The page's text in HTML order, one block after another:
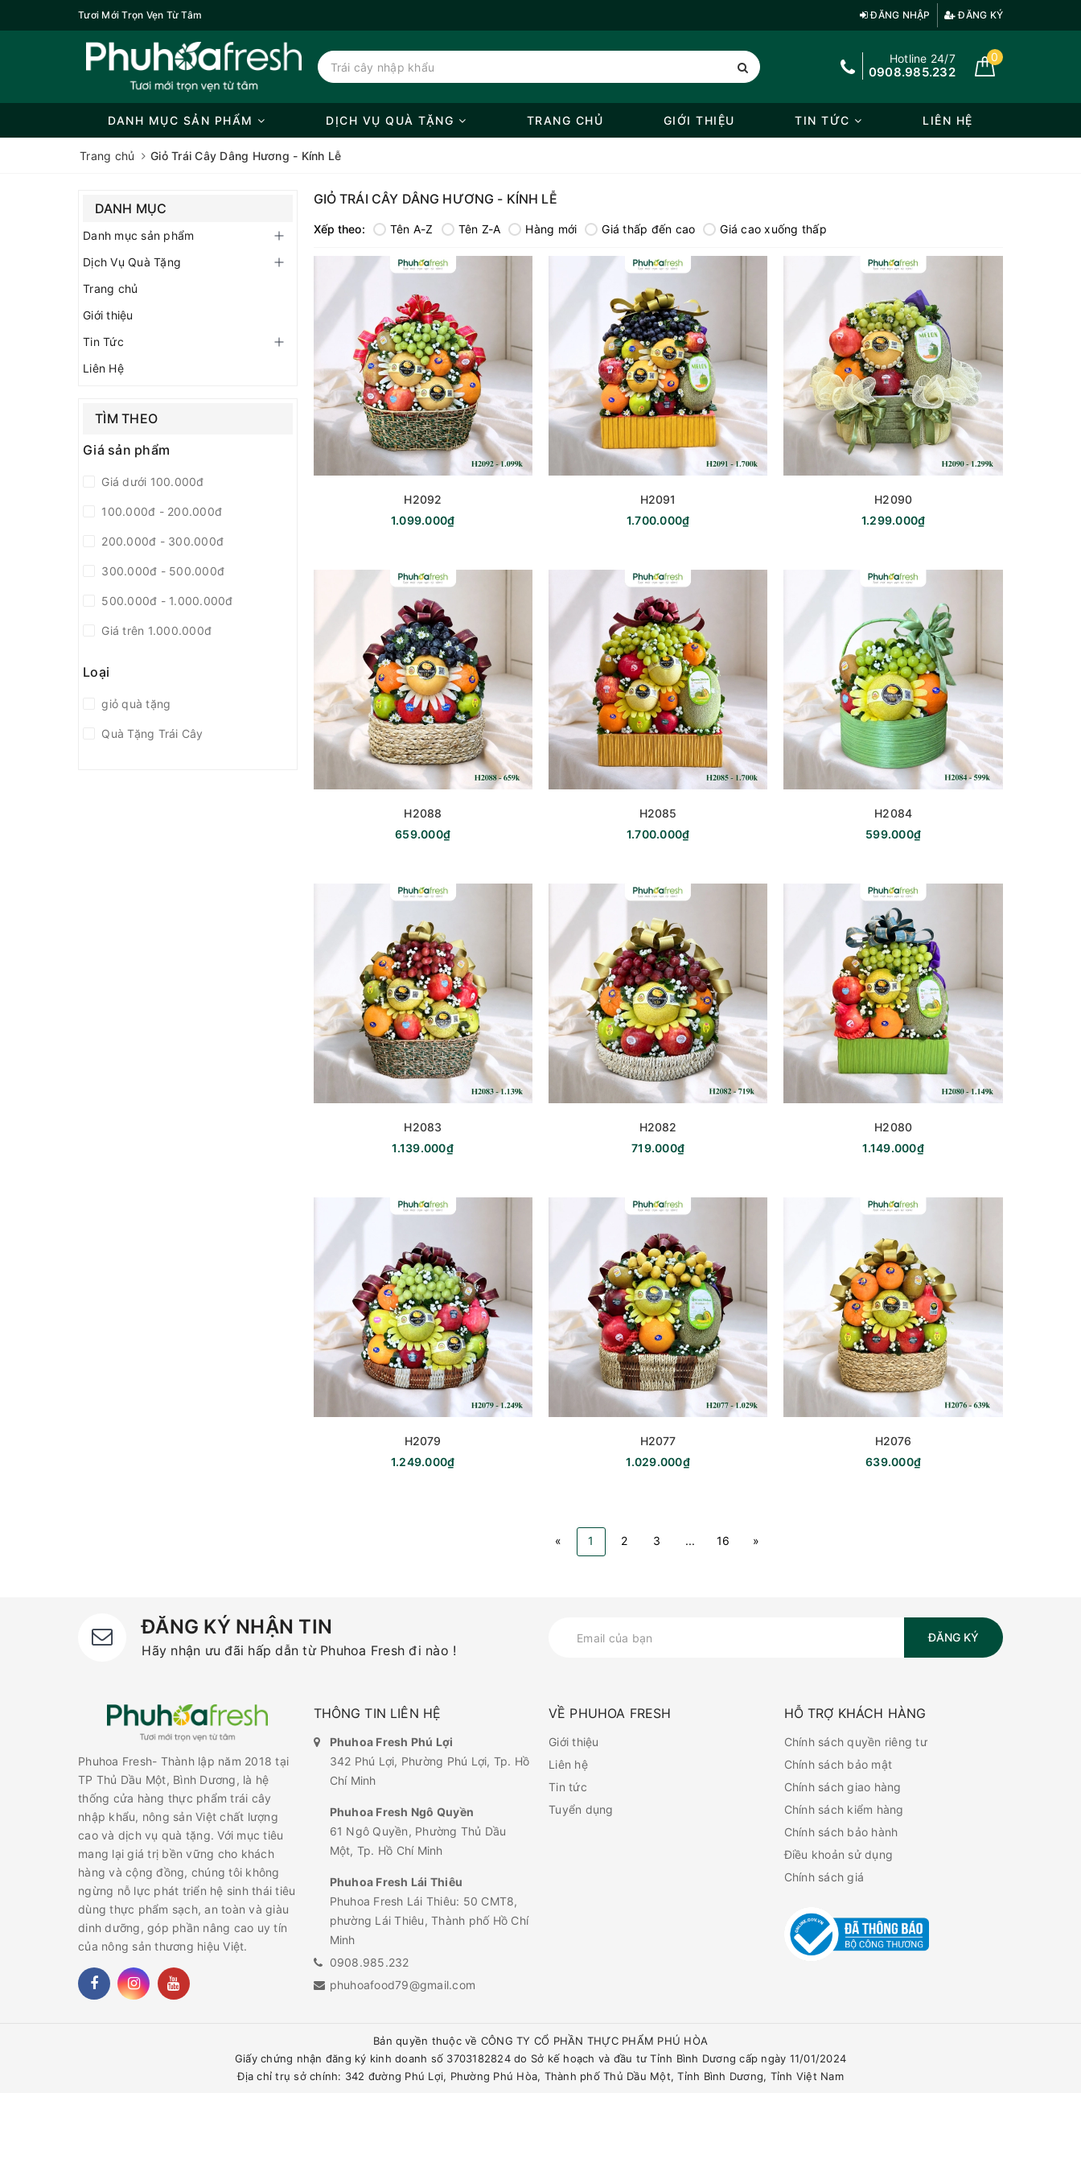
Tươi Mới Trọn Vẹn Từ Tâm ĐĂNG NHẬP ĐĂNG KÝ
Hotline 24/7
0908.985.232
0
DANH MỤC SẢN PHẨM DỊCH VỤ QUÀ TẶNG TRANG CHỦ GIỚI THIỆU TIN TỨC LIÊN HỆ
Trang chủ Giỏ Trái Cây Dâng Hương - Kính Lễ
GIỎ TRÁI CÂY DÂNG HƯƠNG - KÍNH LỄ
Xếp theo: Tên A-Z Tên Z-A Hàng mới Giá thấp đến cao Giá cao xuống thấp
H2092
1.099.000₫
H2091
1.700.000₫
H2090
1.299.000₫
H2088
659.000₫
H2085
1.700.000₫
H2084
599.000₫
H2083
1.139.000₫
H2082
719.000₫
H2080
1.149.000₫
H2079
1.249.000₫
H2077
1.029.000₫
H2076
639.000₫
« 1 2 3 ... 16 »
DANH MỤC
Danh mục sản phẩm
Dịch Vụ Quà Tặng
Trang chủ
Giới thiệu
Tin Tức
Liên Hệ
TÌM THEO
Giá sản phẩm
Giá dưới 100.000đ
100.000đ - 200.000đ
200.000đ - 300.000đ
300.000đ - 500.000đ
500.000đ - 1.000.000đ
Giá trên 1.000.000đ
Loại
giỏ quà tặng
Quà Tặng Trái Cây
ĐĂNG KÝ NHẬN TIN
Hãy nhận ưu đãi hấp dẫn từ Phuhoa Fresh đi nào !
ĐĂNG KÝ
Phuhoa Fresh- Thành lập năm 2018 tại
TP Thủ Dầu Một, Bình Dương, là hệ
thống cửa hàng thực phẩm trái cây
nhập khẩu, nông sản Việt chất lượng
cao và dịch vụ quà tặng. Với mục tiêu
mang lại giá trị bền vững cho khách
hàng và cộng đồng, chúng tôi không
ngừng nỗ lực phát triển hệ sinh thái tiêu
dùng thực phẩm sạch, an toàn và giàu
dinh dưỡng, góp phần nâng cao uy tín
của nông sản thương hiệu Việt.
THÔNG TIN LIÊN HỆ
Phuhoa Fresh Phú Lợi
342 Phú Lợi, Phường Phú Lợi, Tp. Hồ
Chí Minh
Phuhoa Fresh Ngô Quyền
61 Ngô Quyền, Phường Thủ Dầu
Một, Tp. Hồ Chí Minh
Phuhoa Fresh Lái Thiêu
Phuhoa Fresh Lái Thiêu: 50 CMT8,
phường Lái Thiêu, Thành phố Hồ Chí
Minh
0908.985.232
phuhoafood79@gmail.com
VỀ PHUHOA FRESH
Giới thiệu
Liên hệ
Tin tức
Tuyển dụng
HỖ TRỢ KHÁCH HÀNG
Chính sách quyền riêng tư
Chính sách bảo mật
Chính sách giao hàng
Chính sách kiểm hàng
Chính sách bảo hành
Điều khoản sử dụng
Chính sách giá
Bản quyền thuộc về CÔNG TY CỔ PHẦN THỰC PHẨM PHÚ HÒA
Giấy chứng nhận đăng ký kinh doanh số 3703182824 do Sở kế hoạch và đầu tư Tỉnh Bình Dương cấp ngày 11/01/2024
Địa chỉ trụ sở chính: 342 đường Phú Lợi, Phường Phú Hòa, Thành phố Thủ Dầu Một, Tỉnh Bình Dương, Tỉnh Việt Nam